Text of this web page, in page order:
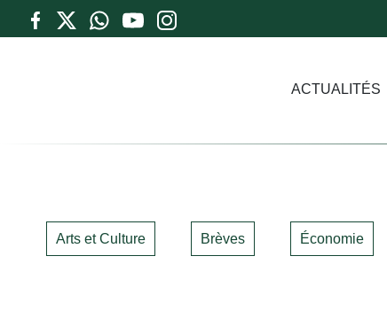
ACTUALITÉS
Arts et Culture Brèves Économie